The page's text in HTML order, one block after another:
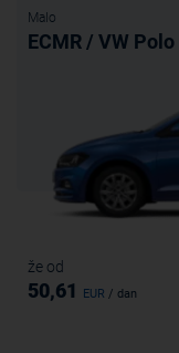
Malo
ECMR / VW Polo
že od
50,61 EUR / dan